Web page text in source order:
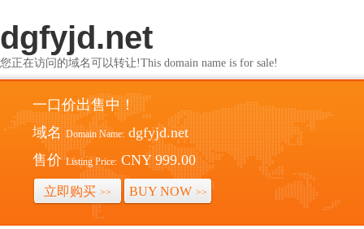
dgfyjd.net
您正在访问的域名可以转让!This domain name is for sale!
一口价出售中！
域名 Domain Name: dgfyjd.net
售价 Listing Price: CNY 999.00
立即购买 >> BUY NOW >>